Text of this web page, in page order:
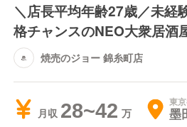
＼店長平均年齢27歳／未
格チャンスのNEO大衆居酒
焼売のジョー 錦糸町店
月収 28~42 東
墨